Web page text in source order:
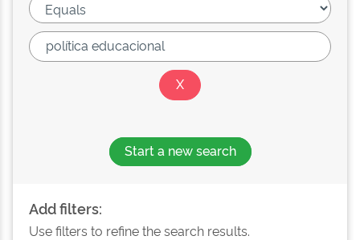
Start a new search
Add filters:
Use filters to refine the search results.